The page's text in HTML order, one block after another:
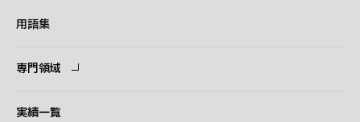
用語集
専門領域
実績一覧